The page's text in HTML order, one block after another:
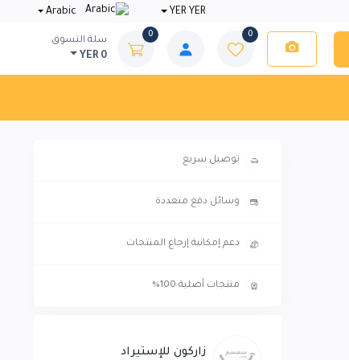
YER YER
0
0
سلة التسوق
YER 0
توصيل سريع
وسائل دفع متعددة
دعم إمكانية إرجاع المنتجات
منتجات أصلية 100%
زاركون للإستيراد